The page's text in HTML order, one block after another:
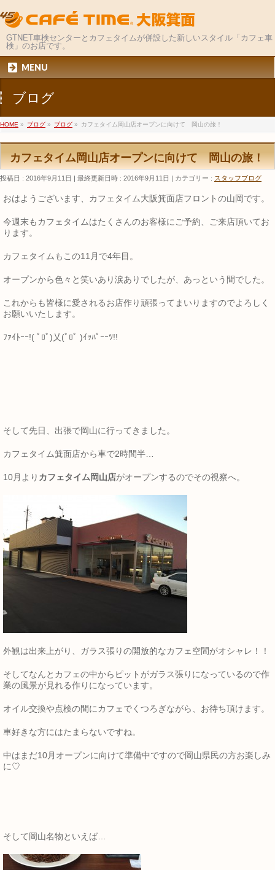
GTNET車検センターとカフェタイムが併設した新しいスタイル「カフェ車
検」のお店です。
MENU
ブログ
HOME » ブログ » ブログ » カフェタイム岡山店オープンに向けて 岡山の旅！
カフェタイム岡山店オープンに向けて 岡山の旅！
投稿日 : 2016年9月11日 最終更新日時 : 2016年9月11日 カテゴリー : スタッフブログ
おはようございます、カフェタイム大阪箕面店フロントの山岡です。
今週末もカフェタイムはたくさんのお客様にご予約、ご来店頂いてお
ります。
カフェタイムもこの11月で4年目。
オープンから色々と笑いあり涙ありでしたが、あっという間でした。
これからも皆様に愛されるお店作り頑張ってまいりますのでよろしく
お願いいたします。
ﾌｧｲﾄｰｰ!( ﾟﾛﾟ)乂(ﾟﾛﾟ )ｲｯﾊﾟｰｰﾂ!!
そして先日、出張で岡山に行ってきました。
カフェタイム箕面店から車で2時間半…
10月より カフェタイム岡山店がオープンするのでその視察へ。
外観は出来上がり、ガラス張りの開放的なカフェ空間がオシャレ！！
そしてなんとカフェの中からピットがガラス張りになっているので作
業の風景が見れる作りになっています。
オイル交換や点検の間にカフェでくつろぎながら、お待ち頂けます。
車好きな方にはたまらないですね。
中はまだ10月オープンに向けて準備中ですので岡山県民の方お楽しみ
に♡
そして岡山名物といえば…